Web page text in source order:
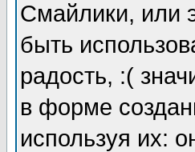
Смайлики, или
быть
радость, :(
в форме
используя их: